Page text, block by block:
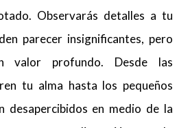
Observarás detalles a tu
parecer insignificantes, pero
valor profundo. Desde las
tu alma hasta los pequeños
desapercibidos en medio de la